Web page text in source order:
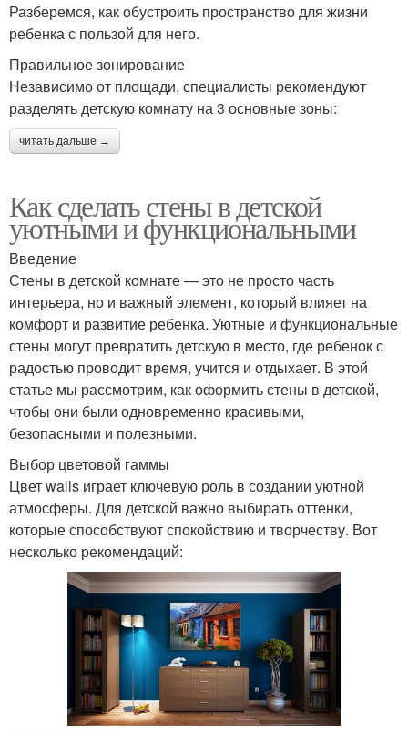
Разберемся, как обустроить пространство для жизни
ребенка с пользой для него.
Правильное зонирование
Независимо от площади, специалисты рекомендуют
разделять детскую комнату на 3 основные зоны:
читать дальше →
Как сделать стены в детской
уютными и функциональными
Введение
Стены в детской комнате — это не просто часть
интерьера, но и важный элемент, который влияет на
комфорт и развитие ребенка. Уютные и функциональные
стены могут превратить детскую в место, где ребенок с
радостью проводит время, учится и отдыхает. В этой
статье мы рассмотрим, как оформить стены в детской,
чтобы они были одновременно красивыми,
безопасными и полезными.
Выбор цветовой гаммы
Цвет walls играет ключевую роль в создании уютной
атмосферы. Для детской важно выбирать оттенки,
которые способствуют спокойствию и творчеству. Вот
несколько рекомендаций: